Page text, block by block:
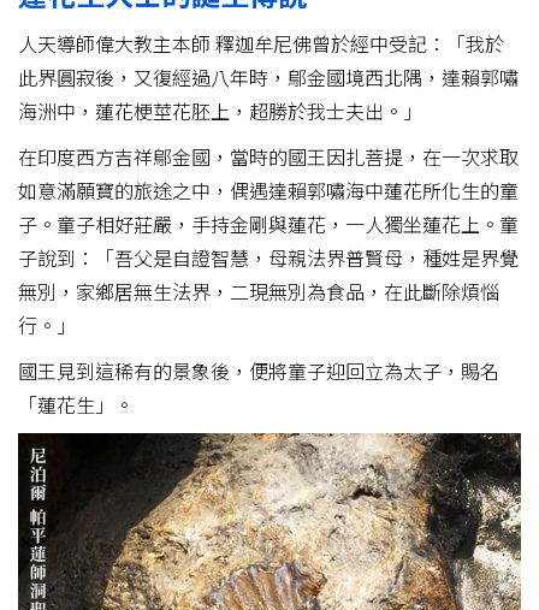
人天導師偉大教主本師 釋迦牟尼佛曾於經中受記：「我於
此界圓寂後，又復經過八年時，鄔金國境西北隅，達賴郭嘯
海洲中，蓮花梗莖花胚上，超勝於我士夫出。」󠀠
在印度西方吉祥鄔金國，當時的國王因扎菩提，在一次求取
如意滿願寶的旅途之中，偶遇達賴郭嘯海中蓮花所化生的童
子。童子相好莊嚴，手持金剛與蓮花，一人獨坐蓮花上。童
子說到：「吾父是自證智慧，母親法界普賢母，種姓是界覺
無別，家鄉居無生法界，二現無別為食品，在此斷除煩惱
行。」
國王見到這稀有的景象後，便將童子迎回立為太子，賜名
「蓮花生」。